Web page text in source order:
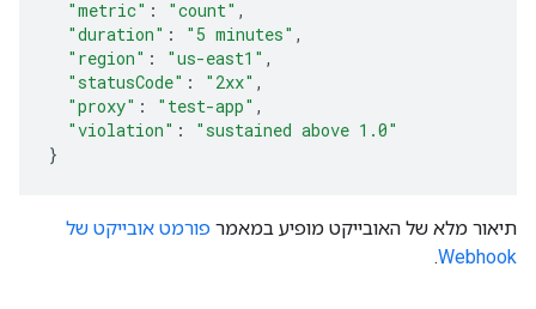
"metric" : "count" ,
"duration" : "5 minutes" ,
"region" : "us-east1" ,
"statusCode" : "2xx" ,
"proxy" : "test-app" ,
"violation" :
"sustained above 1.0"
}
תיאור מלא של האובייקט מופיע במאמר פורמט אובייקט של
Webhook
.